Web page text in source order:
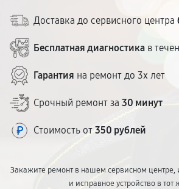
Доставка до сервисного центра
Бесплатная диагностика в
Гарантия на ремонт до 3х лет
Срочный ремонт за 30 минут
Стоимость от 350 рублей
Закажите ремонт в нашем сервисном центре,
и исправное устройство в тот